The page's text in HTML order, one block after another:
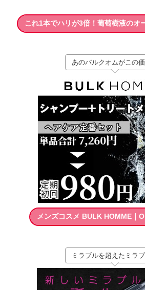
これ1本でハリが3倍！葡萄樹液のオ
あのバルクオムがこの価
メンズコスメ BULK HOMME｜
ミラブルを超えたミラブ